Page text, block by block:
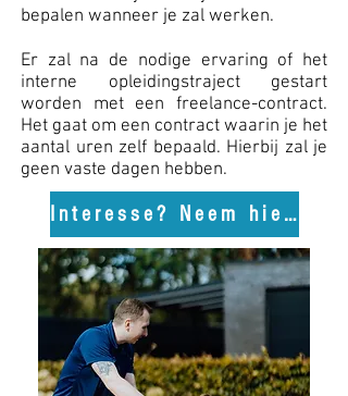
bepalen wanneer je zal werken.
Er zal na de nodige ervaring of het
interne opleidingstraject gestart
worden met een freelance-contract.
Het gaat om een contract waarin je het
aantal uren zelf bepaald. Hierbij zal je
geen vaste dagen hebben.
Interesse? Neem hier contact op.